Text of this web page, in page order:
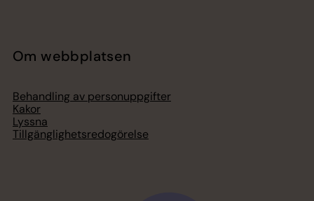
Om webbplatsen
Behandling av personuppgifter
Kakor
Lyssna
Tillgänglighetsredogörelse